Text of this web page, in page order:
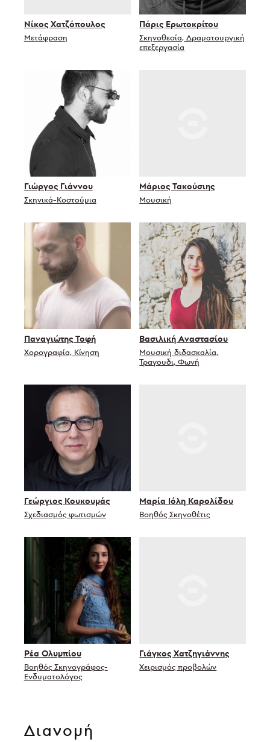
Νίκος Χατζόπουλος
Μετάφραση
Πάρις Ερωτοκρίτου
Σκηνοθεσία, Δραματουργική
επεξεργασία
Γιώργος Γιάννου
Σκηνικά-Κοστούμια
Μάριος Τακούσιης
Μουσική
Παναγιώτης Τοφή
Χορογραφία, Κίνηση
Βασιλική Αναστασίου
Μουσική διδασκαλία,
Τραγουδι, Φωνή
Γεώργιος Κουκουμάς
Σχεδιασμός φωτισμών
Μαρία Ιόλη Καρολίδου
Βοηθός Σκηνοθέτις
Ρέα Ολυμπίου
Βοηθός Σκηνογράφος-
Ενδυματολόγος
Γιάγκος Χατζηγιάννης
Χειρισμός προβολών
Διανομή